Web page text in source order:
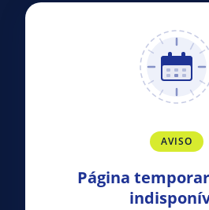
AVISO
Página